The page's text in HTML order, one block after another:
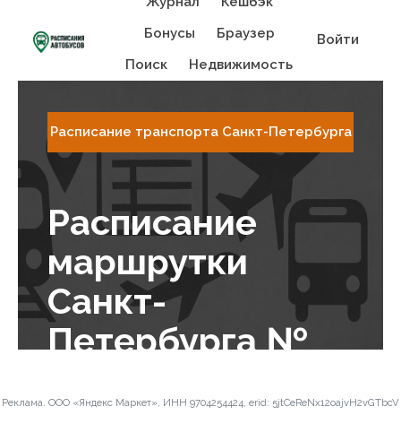
Бонусы
Браузер
Поиск
Недвижимость
Войти
Расписание транспорта Санкт-Петербургa
Расписание
маршрутки
Санкт-
Петербургa №
улица, 2 -
Реклама. ООО «Яндекс Маркет», ИНН 9704254424, erid: 5jtCeReNx12oajvH2vGTbcV